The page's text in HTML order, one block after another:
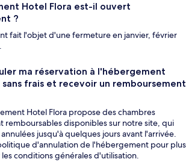
Hotel Flora est-il ouvert
?
fait l'objet d'une fermeture en janvier, février
ma réservation à l'hébergement
sans frais et recevoir un remboursement
Hotel Flora propose des chambres
remboursables disponibles sur notre site, qui
jusqu'à quelques jours avant l'arrivée.
d'annulation de l'hébergement pour plus
conditions générales d'utilisation.